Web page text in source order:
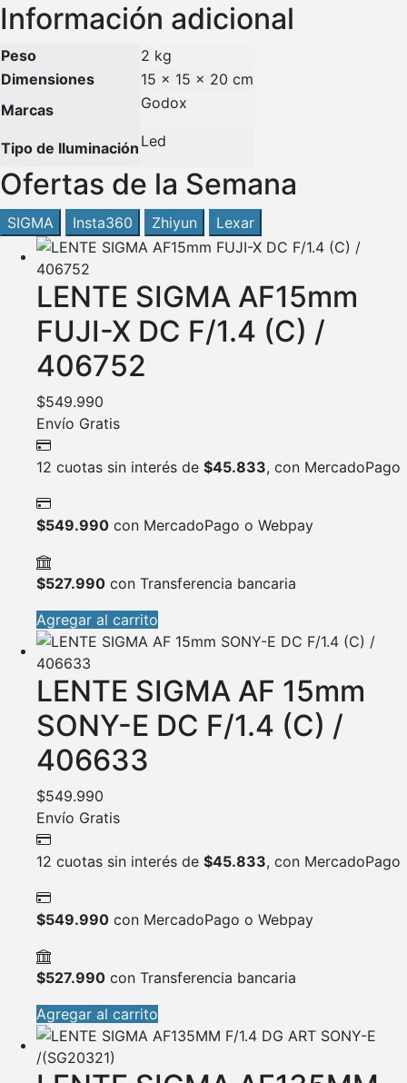
Información adicional
Peso
2 kg
Dimensiones
15 × 15 × 20 cm
Marcas
Godox
Tipo de Iluminación Led
Ofertas de la Semana
SIGMA Insta360 Zhiyun Lexar
LENTE SIGMA AF15mm
FUJI-X DC F/1.4 (C) /
406752
$549.990
Envío Gratis
12 cuotas sin interés de $45.833, con MercadoPago
$549.990 con MercadoPago o Webpay
$527.990 con Transferencia bancaria
Agregar al carrito
LENTE SIGMA AF 15mm
SONY-E DC F/1.4 (C) /
406633
$549.990
Envío Gratis
12 cuotas sin interés de $45.833, con MercadoPago
$549.990 con MercadoPago o Webpay
$527.990 con Transferencia bancaria
Agregar al carrito